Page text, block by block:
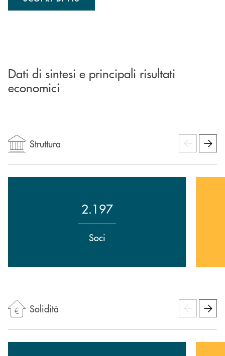
Dati di sintesi e principali risultati
economici
Struttura
2.197
Soci
Solidità